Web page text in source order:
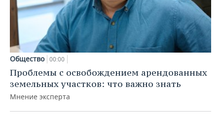
Общество 00:00
Проблемы с освобождением арендованных
земельных участков: что важно знать
Мнение эксперта